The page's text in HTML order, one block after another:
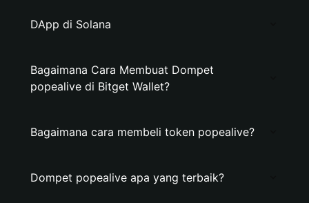
DApp di Solana
Bagaimana Cara Membuat Dompet
popealive di Bitget Wallet?
Bagaimana cara membeli token popealive?
Dompet popealive apa yang terbaik?